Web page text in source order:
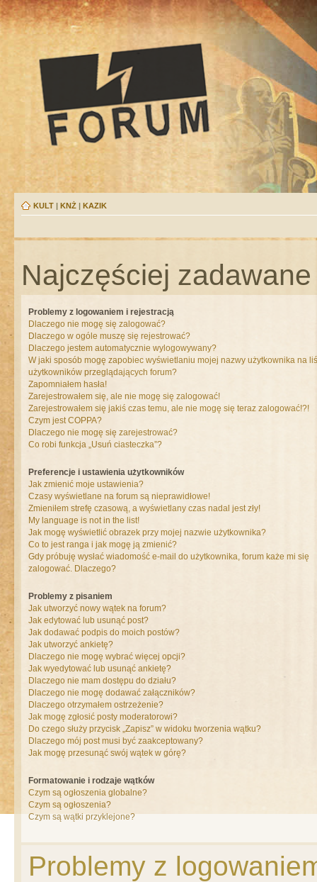
KULT | KNŻ | KAZIK
Najczęściej
Problemy z logowaniem i rejestracją
Dlaczego nie mogę się zalogować?
Dlaczego w ogóle muszę się rejestrować?
Dlaczego jestem automatycznie wylogowywany?
W jaki sposób mogę zapobiec wyświetlaniu mojej nazwy użytkownika na
użytkowników przeglądających forum?
Zapomniałem hasła!
Zarejestrowałem się, ale nie mogę się zalogować!
Zarejestrowałem się jakiś czas temu, ale nie mogę się teraz zalogować!?!
Czym jest COPPA?
Dlaczego nie mogę się zarejestrować?
Co robi funkcja „Usuń ciasteczka”?
Preferencje i ustawienia użytkowników
Jak zmienić moje ustawienia?
Czasy wyświetlane na forum są nieprawidłowe!
Zmieniłem strefę czasową, a wyświetlany czas nadal jest zły!
My language is not in the list!
Jak mogę wyświetlić obrazek przy mojej nazwie użytkownika?
Co to jest ranga i jak mogę ją zmienić?
Gdy próbuję wysłać wiadomość e-mail do użytkownika, forum każe mi się
zalogować. Dlaczego?
Problemy z pisaniem
Jak utworzyć nowy wątek na forum?
Jak edytować lub usunąć post?
Jak dodawać podpis do moich postów?
Jak utworzyć ankietę?
Dlaczego nie mogę wybrać więcej opcji?
Jak wyedytować lub usunąć ankietę?
Dlaczego nie mam dostępu do działu?
Dlaczego nie mogę dodawać załączników?
Dlaczego otrzymałem ostrzeżenie?
Jak mogę zgłosić posty moderatorowi?
Do czego służy przycisk „Zapisz” w widoku tworzenia wątku?
Dlaczego mój post musi być zaakceptowany?
Jak mogę przesunąć swój wątek w górę?
Formatowanie i rodzaje wątków
Czym są ogłoszenia globalne?
Czym są ogłoszenia?
Czym są wątki przyklejone?
Problemy z